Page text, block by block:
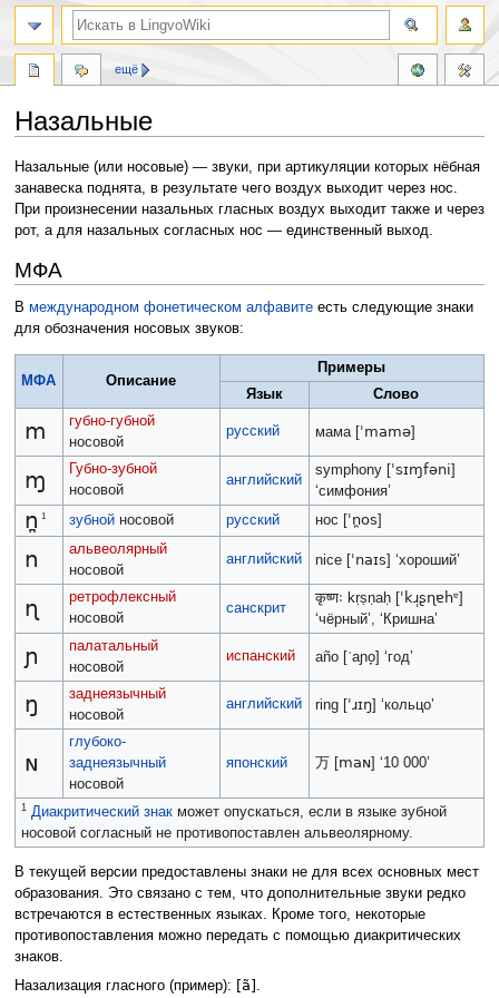
Назальные
Перейти
к
навигации
Перейти
к
поиску
Назальные (или носовые) — звуки, при артикуляции которых нёбная
занавеска поднята, в результате чего воздух выходит через нос.
При произнесении назальных гласных воздух выходит также и через
рот, а для назальных согласных нос — единственный выход.
МФА
В международном фонетическом алфавитеесть следующие знаки
для обозначения носовых звуков:
МФА Описание
Примеры
Язык
Слово
m
губно-губной
носовой
русский мама [ ˈmamə]
ɱ
Губно-зубной
носовой
английский
symphony [ ˈsɪɱfəni
‘симфония’
n̪ 1 зубнойносовой русский нос [ ˈn̪os
n
альвеолярный
носовой
английский nice [ ˈnaɪs ] ‘хороший’
ɳ
ретрофлексный
носовой
санскрит
कृष्णः kṛṣṇaḥ [ ˈkɹ̩ʂɳɐhᵄ]
‘чёрный’, ‘Кришна’
ɲ
палатальный
носовой
испанский año [ ˈaɲo̞] ‘год’
ŋ
заднеязычный
носовой
английский ring [ ˈɹɪŋ] ‘кольцо’
ɴ
глубоко-
заднеязычный
носовой
японский 万 maɴ] ‘10 000’
1 Диакритический знакможет опускаться, если в языке зубной
носовой согласный не противопоставлен альвеолярному.
В текущей версии предоставлены знаки не для всех основных мест
образования. Это связано с тем, что дополнительные звуки редко
встречаются в естественных языках. Кроме того, некоторые
противопоставления можно передать с помощью диакритических
знаков.
Назализация гласного (пример): [ã] .
ещё